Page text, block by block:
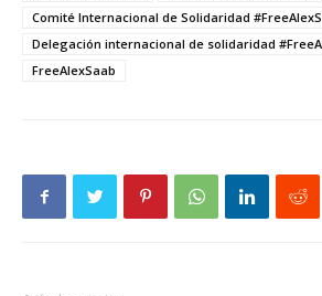
Comité Internacional de Solidaridad
Delegación internacional de solidaridad
FreeAlexSaab